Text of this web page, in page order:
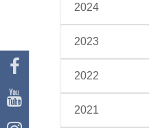
2024
2023
2022
2021